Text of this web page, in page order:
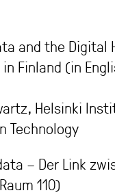
and the Digital
Finland (in
Helsinki
Technology
– Der Link
110)